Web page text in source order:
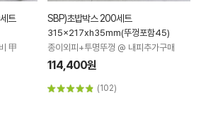
트
甲
SBP)초밥박스 200세트
315x217xh35mm(뚜껑포함45)
종이외피+투명뚜껑 @ 내피추가구매
114,400원
(102)